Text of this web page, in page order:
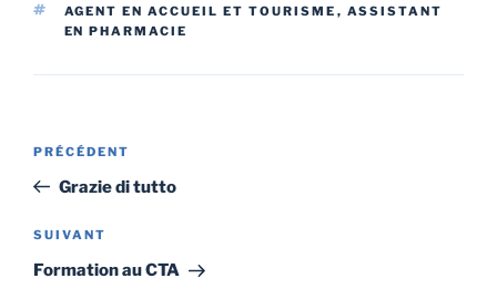
ÉTIQUETTES
AGENT EN ACCUEIL ET TOURISME , ASSISTANT
EN PHARMACIE
Navigation
l’article
Article
précédent
PRÉCÉDENT
Grazie di tutto
Article
suivant
SUIVANT
Formation au CTA